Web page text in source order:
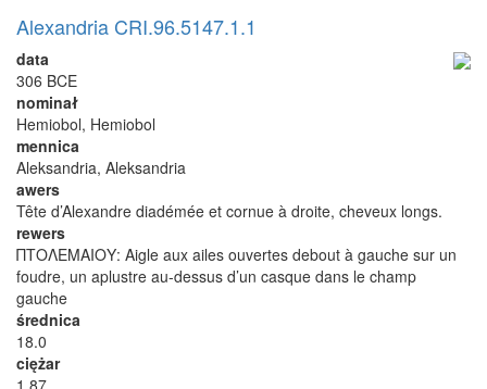
Alexandria CRI.96.5147.1.1
data
306 BCE
nominał
Hemiobol, Hemiobol
mennica
Aleksandria, Aleksandria
awers
Tête d’Alexandre diadémée et cornue à droite, cheveux longs.
rewers
ΠΤΟΛΕΜΑΙΟΥ: Aigle aux ailes ouvertes debout à gauche sur un
foudre, un aplustre au-dessus d’un casque dans le champ
gauche
średnica
18.0
ciężar
1.87